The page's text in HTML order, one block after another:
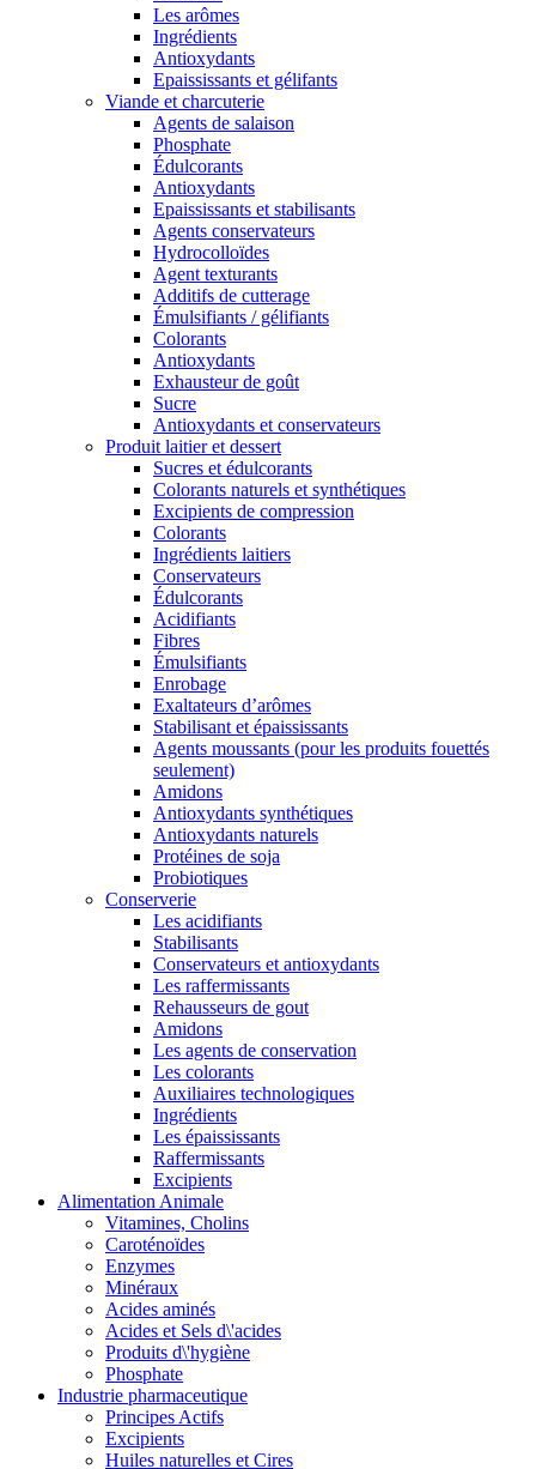
Les arômes
Ingrédients
Antioxydants
Epaississants et gélifants
Viande et charcuterie
Agents de salaison
Phosphate
Édulcorants
Antioxydants
Epaississants et stabilisants
Agents conservateurs
Hydrocolloïdes
Agent texturants
Additifs de cutterage
Émulsifiants / gélifiants
Colorants
Antioxydants
Exhausteur de goût
Sucre
Antioxydants et conservateurs
Produit laitier et dessert
Sucres et édulcorants
Colorants naturels et synthétiques
Excipients de compression
Colorants
Ingrédients laitiers
Conservateurs
Édulcorants
Acidifiants
Fibres
Émulsifiants
Enrobage
Exaltateurs d’arômes
Stabilisant et épaississants
Agents moussants (pour les produits fouettés
seulement)
Amidons
Antioxydants synthétiques
Antioxydants naturels
Protéines de soja
Probiotiques
Conserverie
Les acidifiants
Stabilisants
Conservateurs et antioxydants
Les raffermissants
Rehausseurs de gout
Amidons
Les agents de conservation
Les colorants
Auxiliaires technologiques
Ingrédients
Les épaississants
Raffermissants
Excipients
Alimentation Animale
Vitamines, Cholins
Caroténoïdes
Enzymes
Minéraux
Acides aminés
Acides et Sels d\'acides
Produits d\'hygiène
Phosphate
Industrie pharmaceutique
Principes Actifs
Excipients
Huiles naturelles et Cires